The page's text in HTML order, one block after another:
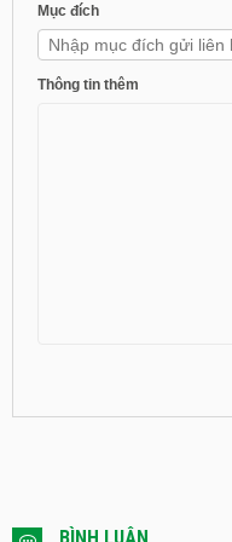
Mục đích
Thông tin thêm
BÌNH LUẬN